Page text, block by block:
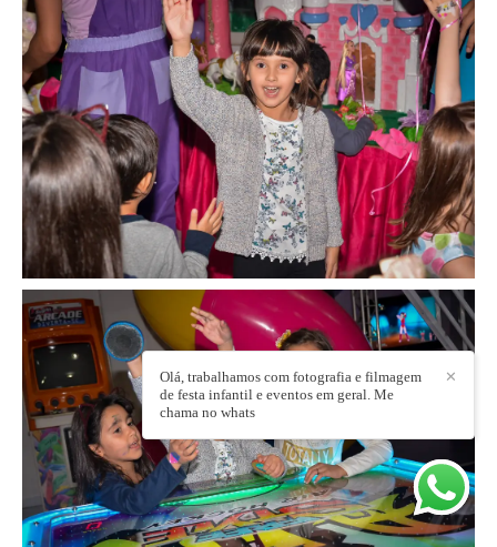
✕
Olá, trabalhamos com fotografia e filmagem
de festa infantil e eventos em geral. Me
chama no whats